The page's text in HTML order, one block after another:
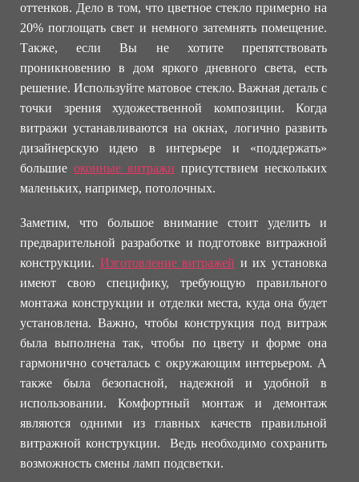
оттенков. Дело в том, что цветное стекло примерно на
20% поглощать свет и немного затемнять помещение.
Также, если Вы не хотите препятствовать
проникновению в дом яркого дневного света, есть
решение. Используйте матовое стекло. Важная деталь с
точки зрения художественной композиции. Когда
витражи устанавливаются на окнах, логично развить
дизайнерскую идею в интерьере и «поддержать»
большие оконные витражи присутствием нескольких
маленьких, например, потолочных.
Заметим, что большое внимание стоит уделить и
предварительной разработке и подготовке витражной
конструкции. Изготовление витражей и их установка
имеют свою специфику, требующую правильного
монтажа конструкции и отделки места, куда она будет
установлена. Важно, чтобы конструкция под витраж
была выполнена так, чтобы по цвету и форме она
гармонично сочеталась с окружающим интерьером. А
также была безопасной, надежной и удобной в
использовании. Комфортный монтаж и демонтаж
являются одними из главных качеств правильной
витражной конструкции. Ведь необходимо сохранить
возможность смены ламп подсветки.